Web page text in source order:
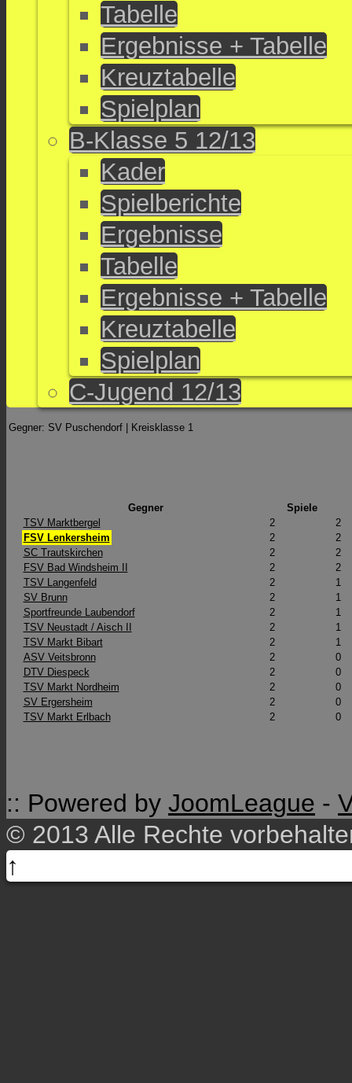
Tabelle
Ergebnisse + Tabelle
Kreuztabelle
Spielplan
B-Klasse 5 12/13
Kader
Spielberichte
Ergebnisse
Tabelle
Ergebnisse + Tabelle
Kreuztabelle
Spielplan
C-Jugend 12/13
Gegner: SV Puschendorf | Kreisklasse 1
Gegner
Spiele
TSV Marktbergel
2
2
FSV Lenkersheim
2
2
SC Trautskirchen
2
2
FSV Bad Windsheim II
2
2
TSV Langenfeld
2
1
SV Brunn
2
1
Sportfreunde Laubendorf
2
1
TSV Neustadt / Aisch II
2
1
TSV Markt Bibart
2
1
ASV Veitsbronn
2
0
DTV Diespeck
2
0
TSV Markt Nordheim
2
0
SV Ergersheim
2
0
TSV Markt Erlbach
2 0
:: Powered by JoomLeague -
© 2013 Alle Rechte
↑